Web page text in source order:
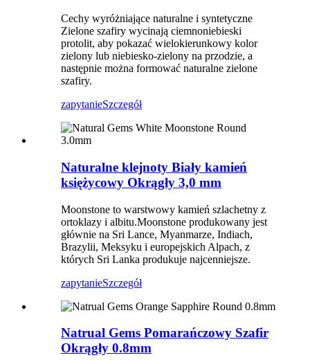
Cechy wyróżniające naturalne i syntetyczne
Zielone szafiry wycinają ciemnoniebieski
protolit, aby pokazać wielokierunkowy kolor
zielony lub niebiesko-zielony na przodzie, a
następnie można formować naturalne zielone
szafiry.
zapytanieSzczegół
Naturalne klejnoty Biały kamień
księżycowy Okrągły 3,0 mm
Moonstone to warstwowy kamień szlachetny z
ortoklazy i albitu.Moonstone produkowany jest
głównie na Sri Lance, Myanmarze, Indiach,
Brazylii, Meksyku i europejskich Alpach, z
których Sri Lanka produkuje najcenniejsze.
zapytanieSzczegół
Natrual Gems Pomarańczowy Szafir
Okrągły 0.8mm